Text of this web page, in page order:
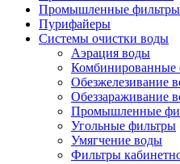
Промышленные фильтры
Пурифайеры
Системы очистки воды
Аэрация воды
Комбинированные
Обезжелезивание
Обеззараживание
Промышленные
Угольные фильтры
Умягчение воды
Фильтры